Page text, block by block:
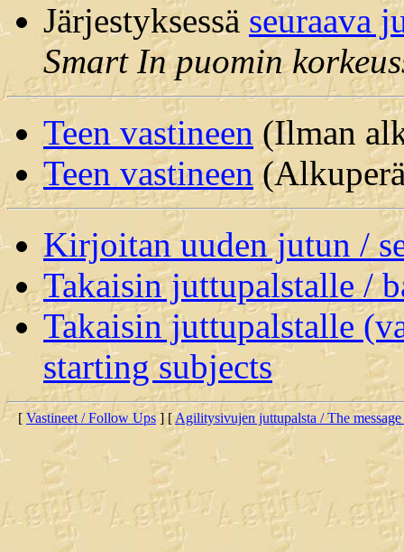
Järjestyksessä seuraava
Smart In puomin
Teen vastineen (Ilman
Teen vastineen
Kirjoitan uuden jutun /
Takaisin juttupalstalle /
Takaisin juttupalstalle
starting subjects
[ Vastineet / Follow Ups] [Agilitysivujen juttupalsta / The